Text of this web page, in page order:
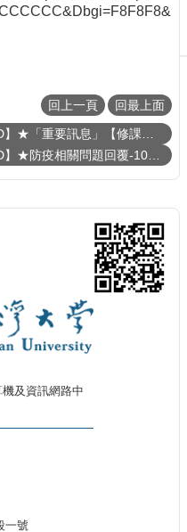
回上一頁
回最上面
及資訊網路中
一號